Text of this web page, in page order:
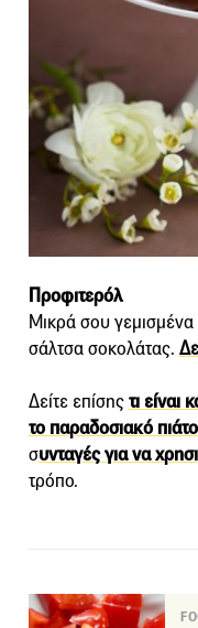
Προφιτερόλ
Μικρά σου
σάλτσα σοκολάτας.
Δείτε επίσηςτι είναι
το παραδοσιακό
συνταγές για να
τρόπο.